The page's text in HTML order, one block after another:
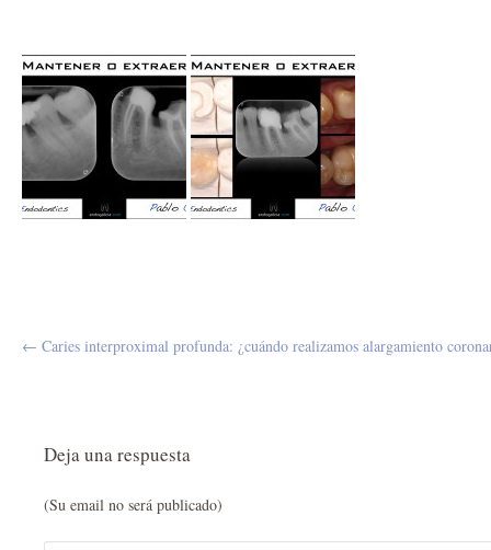
← Caries interproximal profunda: ¿cuándo realizamos alargamiento
Deja una respuesta
(Su email no será publicado)